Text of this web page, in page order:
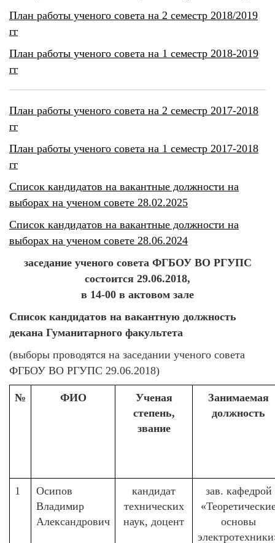
План работы ученого совета на 2 семестр 2018/2019
гг
План работы ученого совета на 1 семестр 2018-2019
гг
План работы ученого совета на 2 семестр 2017-2018
гг
План работы ученого совета на 1 семестр 2017-2018
гг
Список кандидатов на вакантные должности на
выборах на ученом совете 28.02.2025
Список кандидатов на вакантные должности на
выборах на ученом совете 28.06.2024
заседание ученого совета ФГБОУ ВО РГУПС
состоится 29.06.2018,
в 14-00 в актовом зале
Список кандидатов на вакантную должность
декана Гуманитарного факультета
(выборы проводятся на заседании ученого совета
ФГБОУ ВО РГУПС 29.06.2018)
№ ФИО
Ученая
степень,
звание
Занимаемая
должность
1
Осипов
Владимир
Александрович
кандидат
технических
наук, доцент
зав. кафедрой
основы